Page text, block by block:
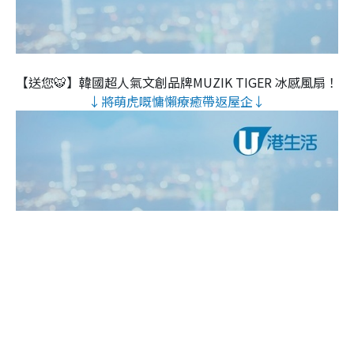
【送您🐯】韓國超人氣文創品牌MUZIK TIGER 冰感風扇！
↓將萌虎嘅慵懶療癒帶返屋企↓